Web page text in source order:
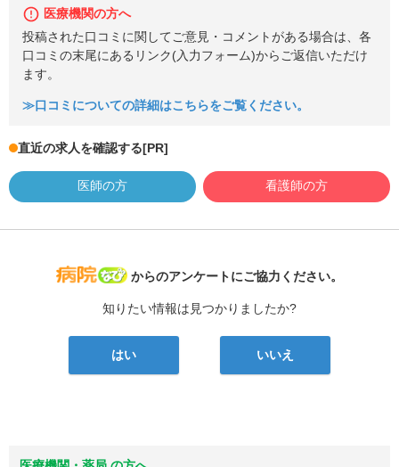
医療機関の方へ
投稿された口コミに関してご意見・コメントがある場合は、各
口コミの末尾にあるリンク(入力フォーム)からご返信いただけ
ます。
≫口コミについての詳細はこちらをご覧ください。
直近の求人を確認する[PR]
医師の方 看護師の方
病院なび
からのアンケートにご協力ください。
知りたい情報は見つかりましたか?
はい いいえ